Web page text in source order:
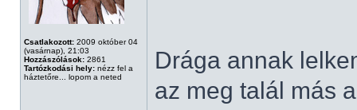
Csatlakozott: 2009 október 04
(vasárnap), 21:03
Hozzászólások: 2861
Tartózkodási hely: nézz fel a
háztetőre... lopom a neted
Drága annak
az meg talál más